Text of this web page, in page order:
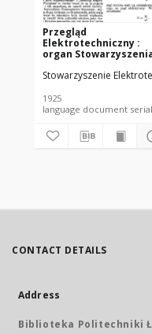
Przegląd
Elektrotechniczny :
organ
Polskich R. VII z. 22
Stowarzyszenie
1925
language document serial
CONTACT DETAILS
Address
Biblioteka Politechniki